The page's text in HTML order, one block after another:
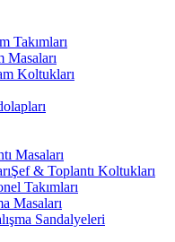
Takımları
Masaları
Koltukları
Masaları
Şef & Toplantı Koltukları
Takımları
Masaları
Sandalyeleri